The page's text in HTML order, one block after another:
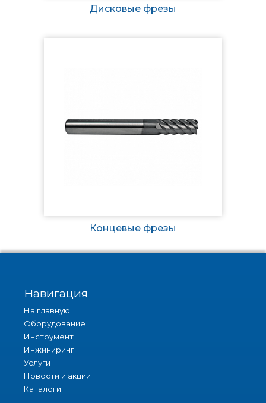
Дисковые фрезы
Концевые фрезы
Навигация
На главную
Оборудование
Инструмент
Инжиниринг
Услуги
Новости и акции
Каталоги